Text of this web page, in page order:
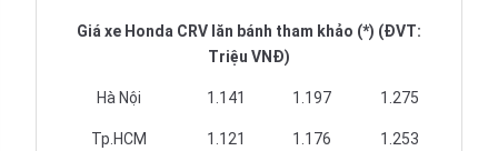
Giá xe Honda CRV lăn bánh tham khảo (*) (ĐVT:
Triệu VNĐ)
Hà Nội 1.141 1.197 1.275
Tp.HCM 1.121 1.176 1.253